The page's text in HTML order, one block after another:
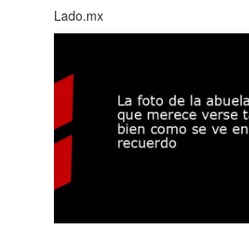
Lado.mx